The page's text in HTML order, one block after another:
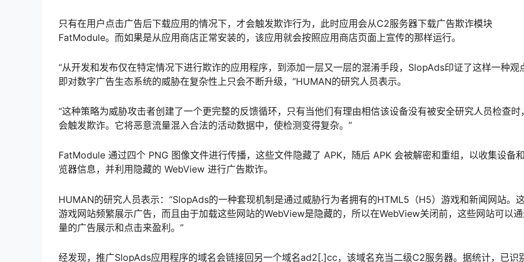
只有在用户点击广告后下载应用的情况下，才会触发欺诈行为，此时应用会从C2服务器下载广告欺诈模块
FatModule。而如果是从应用商店正常安装的，该应用就会按照应用商店页面上宣传的那样运行。
“从开发和发布仅在特定情况下进行欺诈的应用程序，到添加一层又一层的混淆手段，SlopAds印证了这样一种观
即对数字广告生态系统的威胁在复杂性上只会不断升级，”HUMAN的研究人员表示。
“这种策略为威胁攻击者创建了一个更完整的反馈循环，只有当他们有理由相信该设备没有被安全研究人员检查时
会触发欺诈。它将恶意流量混入合法的活动数据中，使检测变得复杂。”
FatModule 通过四个 PNG 图像文件进行传播，这些文件隐藏了 APK，随后 APK 会被解密和重组，以收集设备
览器信息，并利用隐藏的 WebView 进行广告欺诈。
HUMAN的研究人员表示：“SlopAds的一种套现机制是通过威胁行为者拥有的HTML5（H5）游戏和新闻网站。
游戏网站频繁展示广告，而且由于加载这些网站的WebView是隐藏的，所以在WebView关闭前，这些网站可以
量的广告展示和点击来盈利。”
经发现，推广SlopAds应用程序的域名会链接回另一个域名ad2[.]cc，该域名充当二级C2服务器。据统计，已识